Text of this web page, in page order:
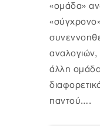
«ομάδα»
αναλογιών,
άλλη ομάδα
παντού….